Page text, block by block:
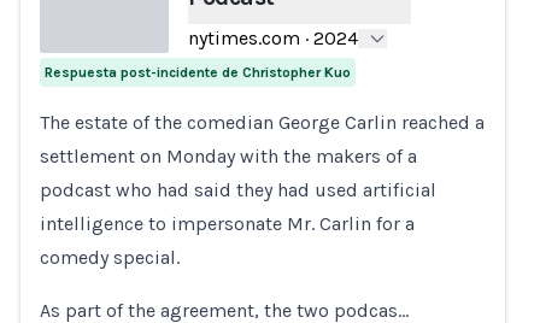
nytimes.com · 2024
Respuesta post-incidente de Christopher Kuo
The estate of the comedian George Carlin reached a
settlement on Monday with the makers of a
podcast who had said they had used artificial
intelligence to impersonate Mr. Carlin for a
comedy special.
As part of the agreement, the two podcas…